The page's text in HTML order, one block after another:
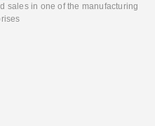
sales in one of the manufacturing